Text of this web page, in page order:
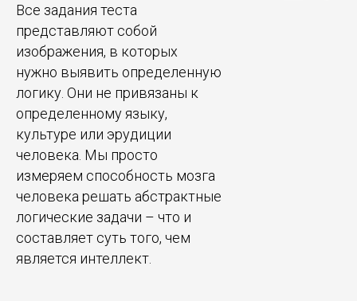
Все задания теста
представляют собой
изображения, в которых
нужно выявить определенную
логику. Они не привязаны к
определенному языку,
культуре или эрудиции
человека. Мы просто
измеряем способность мозга
человека решать абстрактные
логические задачи – что и
составляет суть того, чем
является интеллект.